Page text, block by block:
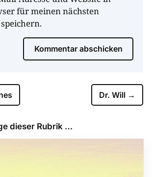
für meinen nächsten
Kommentar abschicken
Dr. Will →
dieser Rubrik …